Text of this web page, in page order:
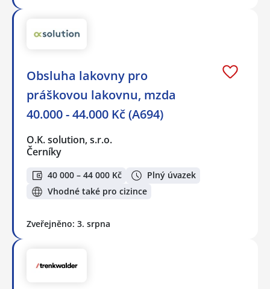
Obsluha lakovny pro
práškovou lakovnu, mzda
40.000 - 44.000 Kč (A694)
O.K. solution, s.r.o.
Černíky
40 000 – 44 000 Kč
Plný úvazek
Vhodné také pro cizince
Zveřejněno: 3. srpna